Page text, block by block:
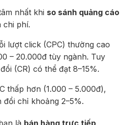
nhất khi so sánh quảng cáo
chi phí.
lượt click (CPC) thường cao
– 20.000đ tùy ngành. Tuy
(CR) có thể đạt 8–15%.
thấp hơn (1.000 – 5.000đ),
chỉ khoảng 2–5%.